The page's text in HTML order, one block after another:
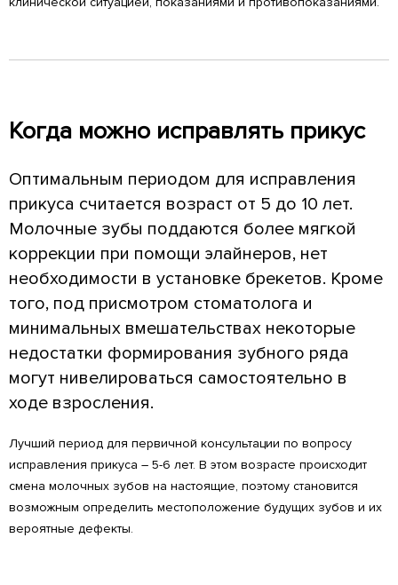
Когда можно исправлять прикус
Оптимальным периодом для исправления
прикуса считается возраст от 5 до 10 лет.
Молочные зубы поддаются более мягкой
коррекции при помощи элайнеров, нет
необходимости в установке брекетов. Кроме
того, под присмотром стоматолога и
минимальных вмешательствах некоторые
недостатки формирования зубного ряда
могут нивелироваться самостоятельно в
ходе взросления.
Лучший период для первичной консультации по вопросу
исправления прикуса – 5-6 лет. В этом возрасте происходит
смена молочных зубов на настоящие, поэтому становится
возможным определить местоположение будущих зубов и их
вероятные дефекты.